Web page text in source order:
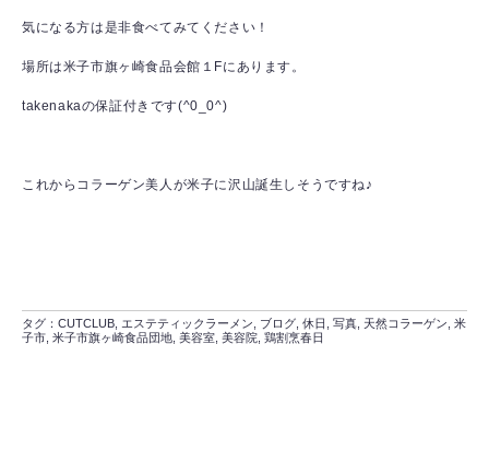
気になる方は是非食べてみてください！
場所は米子市旗ヶ崎食品会館１Fにあります。
takenakaの保証付きです(^0_0^)
これからコラーゲン美人が米子に沢山誕生しそうですね♪
タグ： CUTCLUB エステティックラーメン ブログ 休日 写真 天然コラーゲン 米
子市 米子市旗ヶ崎食品団地 美容室 美容院 鶏割烹春日